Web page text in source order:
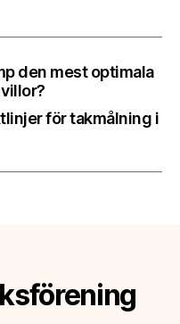
den mest optimala
för takmålning i